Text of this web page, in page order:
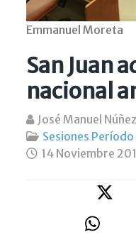
Emmanuel Moreta
San Juan
nacional
José Manuel Núñez
Sesiones
14 Noviembre